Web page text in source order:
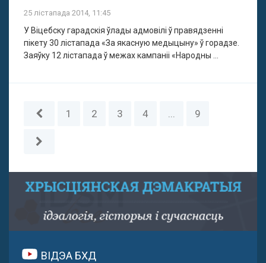
25 лістапада 2014, 11:45
У Віцебску гарадскія ўлады адмовілі ў правядзенні
пікету 30 лістапада «За якасную медыцыну» ў горадзе.
Заяўку 12 лістапада ў межах кампаніі «Народны ...
1 2 3 4 9
ВІДЭА БХД